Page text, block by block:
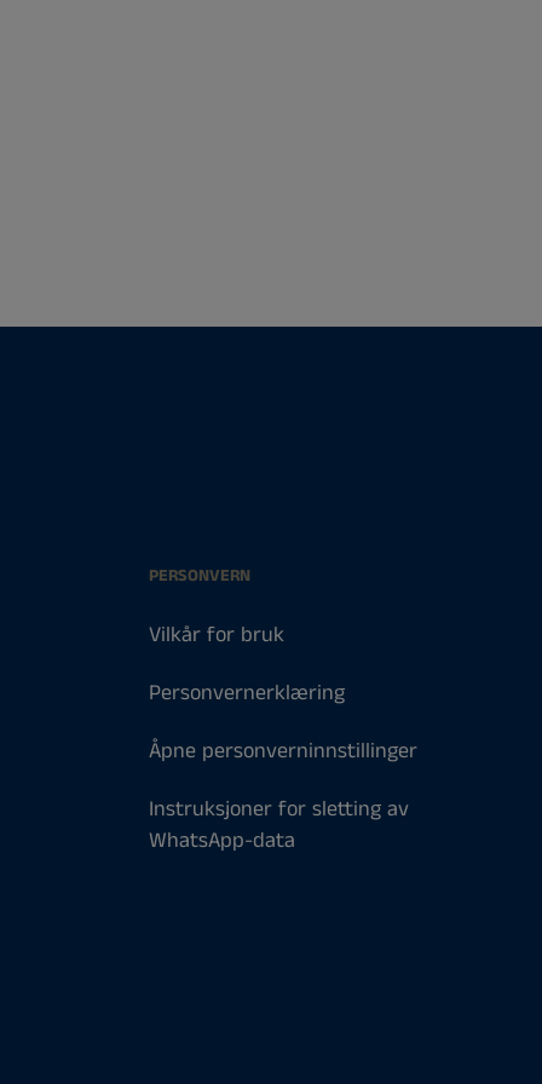
PERSONVERN
Vilkår for bruk
Personvernerklæring
Åpne personverninnstillinger
Instruksjoner for sletting av
WhatsApp-data